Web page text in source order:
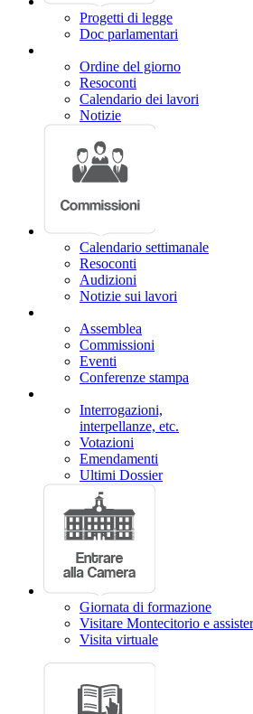
Progetti di legge
Doc parlamentari
Ordine del giorno
Resoconti
Calendario dei lavori
Notizie
Calendario settimanale
Resoconti
Audizioni
Notizie sui lavori
Assemblea
Commissioni
Eventi
Conferenze stampa
Interrogazioni,
interpellanze, etc.
Votazioni
Emendamenti
Ultimi Dossier
Giornata di formazione
Visitare Montecitorio e
Visita virtuale